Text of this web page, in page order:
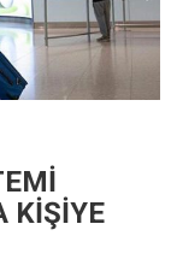
KİŞİYE